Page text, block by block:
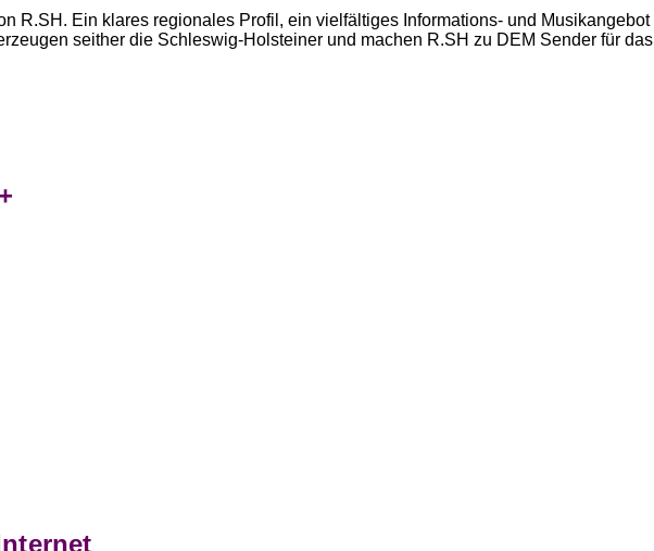
R.SH. Ein klares regionales Profil, ein vielfältiges Informations- und Musikangebot
seither die Schleswig-Holsteiner und machen R.SH zu DEM Sender für das